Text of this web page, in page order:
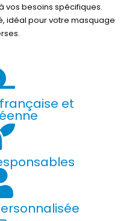
vos besoins spécifiques.
idéal pour votre masquage
et